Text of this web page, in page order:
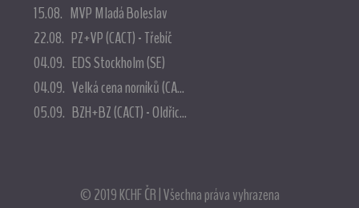
15.08. MVP Mladá Boleslav
22.08. PZ+VP (CACT) - Třebíč
04.09. EDS Stockholm (SE)
04.09. Velká cena norníků (CA...
05.09. BZH+BZ (CACT) - Oldřic...
© 2019 KCHF ČR | Všechna práva vyhrazena